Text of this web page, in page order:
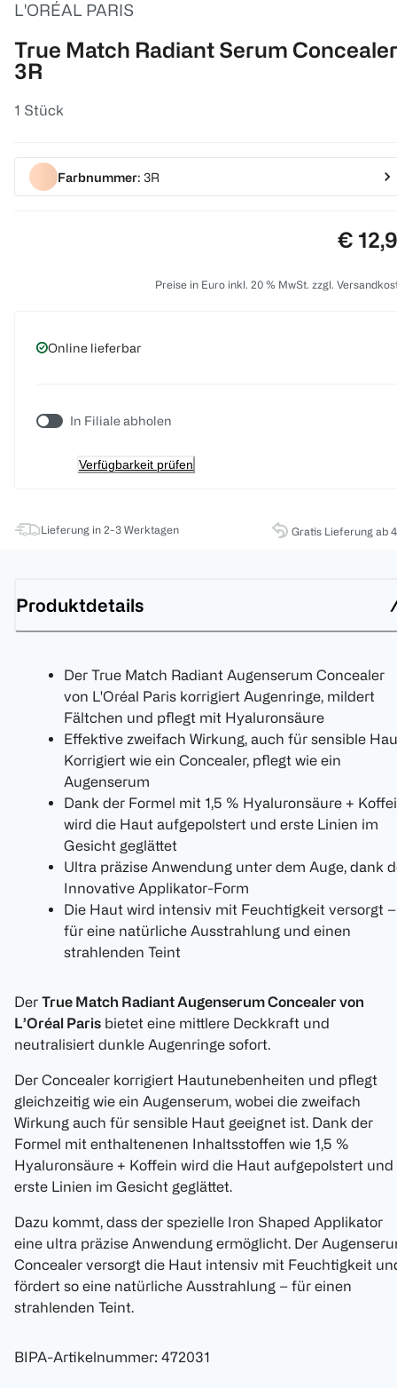
L'ORÉAL PARIS
True Match Radiant Serum Concealer
3R
1 Stück
Farbnummer: 3R
Preis:
€
Preise in Euro inkl. 20 % MwSt. zzgl.
Online lieferbar
In Filiale abholen
Verfügbarkeit prüfen
Lieferung in 2-3 Werktagen Gratis Lieferung ab
Produktdetails
Der True Match Radiant Augenserum Concealer
von L'Oréal Paris korrigiert Augenringe, mildert
Fältchen und pflegt mit Hyaluronsäure
Effektive zweifach Wirkung, auch für sensible
Korrigiert wie ein Concealer, pflegt wie ein
Augenserum
Dank der Formel mit 1,5 % Hyaluronsäure +
wird die Haut aufgepolstert und erste Linien im
Gesicht geglättet
Ultra präzise Anwendung unter dem Auge, dank
Innovative Applikator-Form
Die Haut wird intensiv mit Feuchtigkeit versorgt –
für eine natürliche Ausstrahlung und einen
strahlenden Teint
Der True Match Radiant Augenserum Concealer von
L’Oréal Paris bietet eine mittlere Deckkraft und
neutralisiert dunkle Augenringe sofort.
Der Concealer korrigiert Hautunebenheiten und pflegt
gleichzeitig wie ein Augenserum, wobei die zweifach
Wirkung auch für sensible Haut geeignet ist. Dank der
Formel mit enthaltenenen Inhaltsstoffen wie 1,5 %
Hyaluronsäure + Koffein wird die Haut aufgepolstert und
erste Linien im Gesicht geglättet.
Dazu kommt, dass der spezielle Iron Shaped Applikator
eine ultra präzise Anwendung ermöglicht. Der
Concealer versorgt die Haut intensiv mit Feuchtigkeit
fördert so eine natürliche Ausstrahlung – für einen
strahlenden Teint.
BIPA-Artikelnummer: 472031